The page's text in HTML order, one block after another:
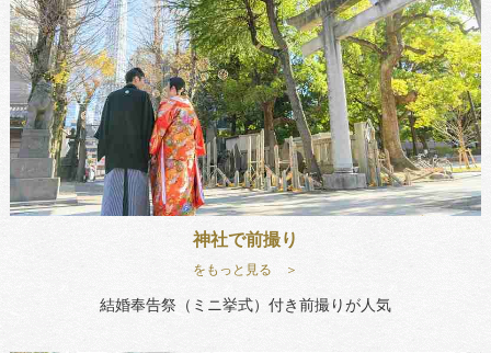
神社で前撮り
をもっと見る ＞
結婚奉告祭（ミニ挙式）付き前撮りが人気